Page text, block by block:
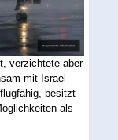
verzichtete aber
mit Israel
besitzt
als